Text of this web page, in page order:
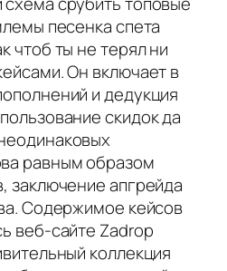
песенка спета
чтоб ты не терял ни
Он включает в
и дедукция
скидок да
равным образом
заключение апгрейда
Содержимое кейсов
веб-сайте Zadrop
коллекция